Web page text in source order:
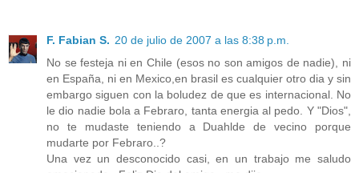
F. Fabian S. 20 de julio de 2007 a las 8:38 p.m.
No se festeja ni en Chile (esos no son amigos de nadie), ni
en España, ni en Mexico,en brasil es cualquier otro dia y sin
embargo siguen con la boludez de que es internacional. No
le dio nadie bola a Febraro, tanta energia al pedo. Y "Dios",
no te mudaste teniendo a Duahlde de vecino porque
mudarte por Febraro..?
Una vez un desconocido casi, en un trabajo me saludo